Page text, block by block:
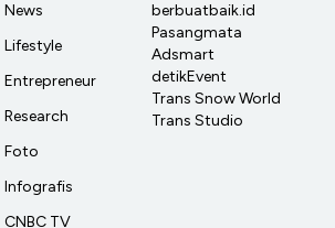
News
Lifestyle
Entrepreneur
Research
Foto
Infografis
CNBC TV
berbuatbaik.id
Pasangmata
Adsmart
detikEvent
Trans Snow World
Trans Studio